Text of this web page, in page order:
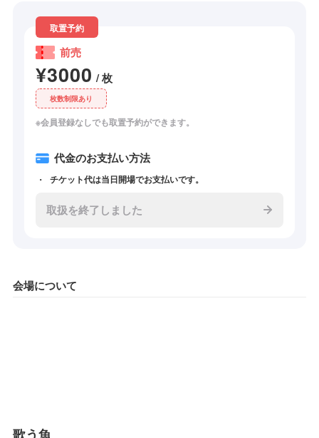
取置予約
前売
¥3000 / 枚
枚数制限あり
※会員登録なしでも取置予約ができます。
代金のお支払い方法
チケット代は当日開場でお支払いです。
取扱を終了しました
会場について
歌う魚